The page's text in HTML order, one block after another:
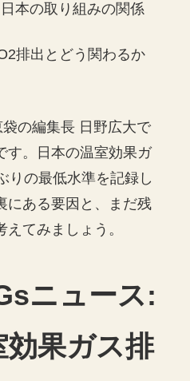
本の取り組みの関係
排出とどう関わるか
の編集長 日野広大で
す。日本の温室効果ガ
りの最低水準を記録し
にある要因と、まだ残
てみましょう。
ニュース:
効果ガス排